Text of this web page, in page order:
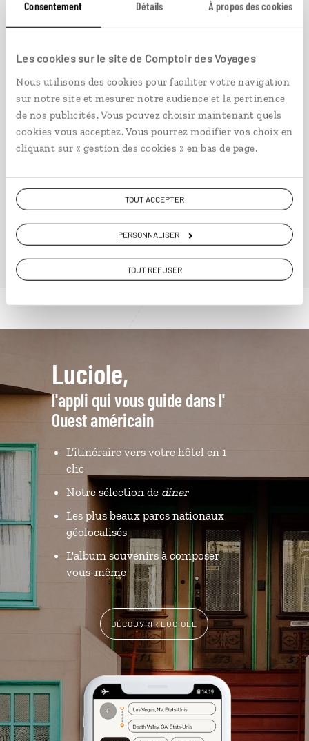
Consentement Détails À propos des cookies
Les cookies sur le site de Comptoir des Voyages
Nous utilisons des cookies pour faciliter votre navigation
sur notre site et mesurer notre audience et la pertinence
de nos publicités. Vous pouvez choisir maintenant quels
cookies vous acceptez. Vous pourrez modifier vos choix en
cliquant sur « gestion des cookies » en bas de page.
TOUT ACCEPTER
PERSONNALISER
TOUT REFUSER
Californie
Yosemite, Death Valley…
15 jours / 13 nuits
à partir de 2950€
VOIR NOS 25 IDÉES DE VOYAGE DANS L' OUEST
Luciole,
l'appli qui vous guide dans l'
Ouest américain
L’itinéraire vers votre hôtel en 1
clic
Notre sélection de diner
Les plus beaux parcs nationaux
géolocalisés
L'album souvenirs à composer
vous-même
DÉCOUVRIR LUCIOLE